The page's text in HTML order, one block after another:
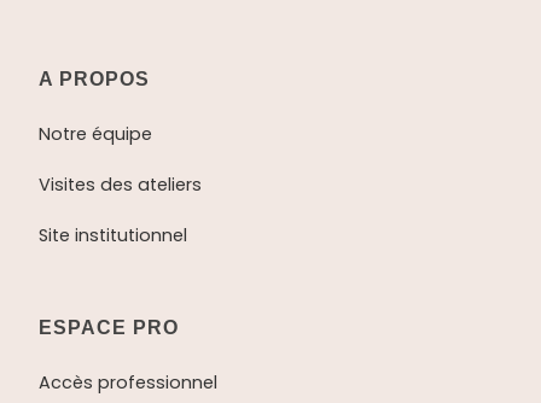
A PROPOS
Notre équipe
Visites des ateliers
Site institutionnel
ESPACE PRO
Accès professionnel